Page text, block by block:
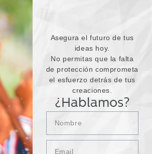
Asegura el futuro de tus
ideas hoy.
No permitas que la falta
de protección comprometa
el esfuerzo detrás de tus
creaciones.
¿Hablamos?